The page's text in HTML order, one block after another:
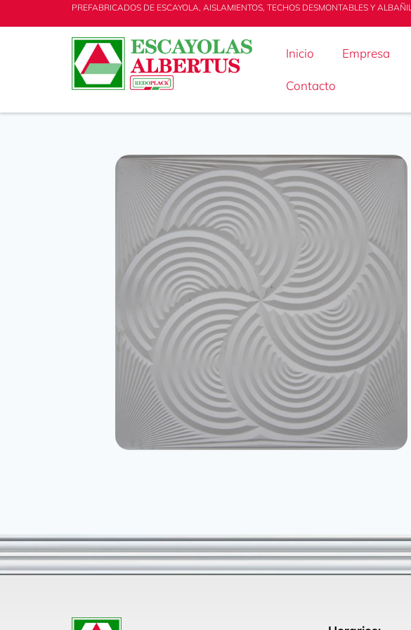
PREFABRICADOS DE ESCAYOLA, AISLAMIENTOS, TECHOS DESMONTABLES Y
Inicio Empresa
Contacto